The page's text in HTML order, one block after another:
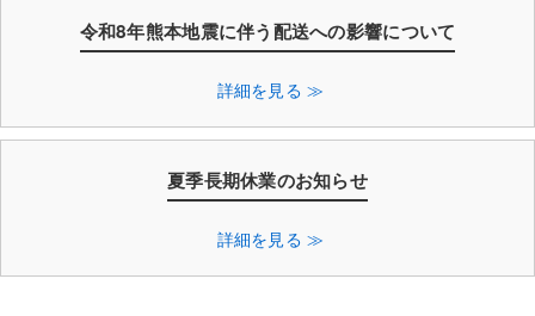
令和8年熊本地震に伴う配送への影響について
詳細を見る ≫
夏季長期休業のお知らせ
詳細を見る ≫